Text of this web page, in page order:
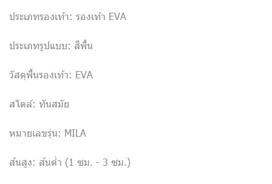
ประเภทรองเท้า: รองเท้า EVA
ประเภทรูปแบบ: สีพื้น
วัสดุพื้นรองเท้า: EVA
สไตล์: ทันสมัย
หมายเลขรุ่น: MILA
ส้นสูง: ส้นต่ำ (1 ซม. - 3 ซม.)